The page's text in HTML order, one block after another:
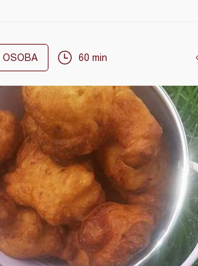
OSOBA 60 min